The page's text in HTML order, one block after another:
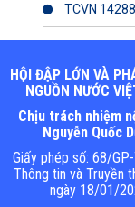
TCVN
HỘI ĐẬP LỚN VÀ
NGUỒN NƯỚC
Chịu trách nhiệm
Nguyễn Quốc
Giấy phép số: 68/
Thông tin và Truyền
ngày 18/01/